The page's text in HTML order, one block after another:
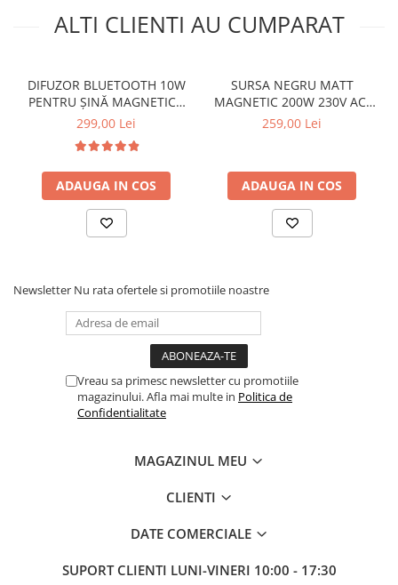
ALTI CLIENTI AU CUMPARAT
DIFUZOR BLUETOOTH 10W
PENTRU ȘINĂ MAGNETICĂ
DC 24V ~ 48V NEGRU,
299,00 Lei
ADAUGA IN COS
SURSA NEGRU MATT
MAGNETIC 200W 230V AC-
48V DC IP20 4A
259,00 Lei
ADAUGA IN COS
Newsletter Nu rata ofertele si promotiile noastre
Vreau sa primesc newsletter cu promotiile
magazinului. Afla mai multe in Politica de
Confidentialitate
MAGAZINUL MEU
CLIENTI
DATE COMERCIALE
SUPORT CLIENTI LUNI-VINERI 10:00 - 17:30